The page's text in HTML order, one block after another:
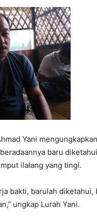
Yani
baru
ilalang yang tingi.
bakti, barulah
ungkap Lurah Yani.